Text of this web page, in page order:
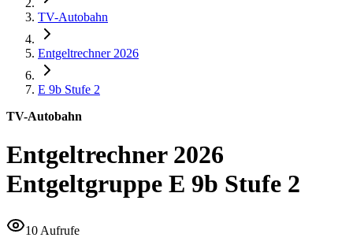
TV-Autobahn
Entgeltrechner 2026
E 9b Stufe 2
TV-Autobahn
Entgeltrechner 2026
Entgeltgruppe E 9b Stufe 2
10 Aufrufe